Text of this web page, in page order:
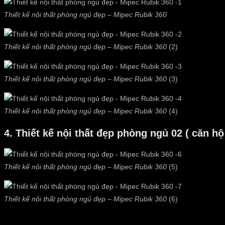
Thiết kế nội thất phòng ngủ đẹp – Mipec Rubik 360
Thiết kế nội thất phòng ngủ đẹp – Mipec Rubik 360 (2)
Thiết kế nội thất phòng ngủ đẹp – Mipec Rubik 360 (3)
Thiết kế nội thất phòng ngủ đẹp – Mipec Rubik 360 (4)
4. Thiết kế nội thất đẹp phòng ngủ 02 ( căn hộ
Thiết kế nội thất phòng ngủ đẹp – Mipec Rubik 360 (5)
Thiết kế nội thất phòng ngủ đẹp – Mipec Rubik 360 (6)